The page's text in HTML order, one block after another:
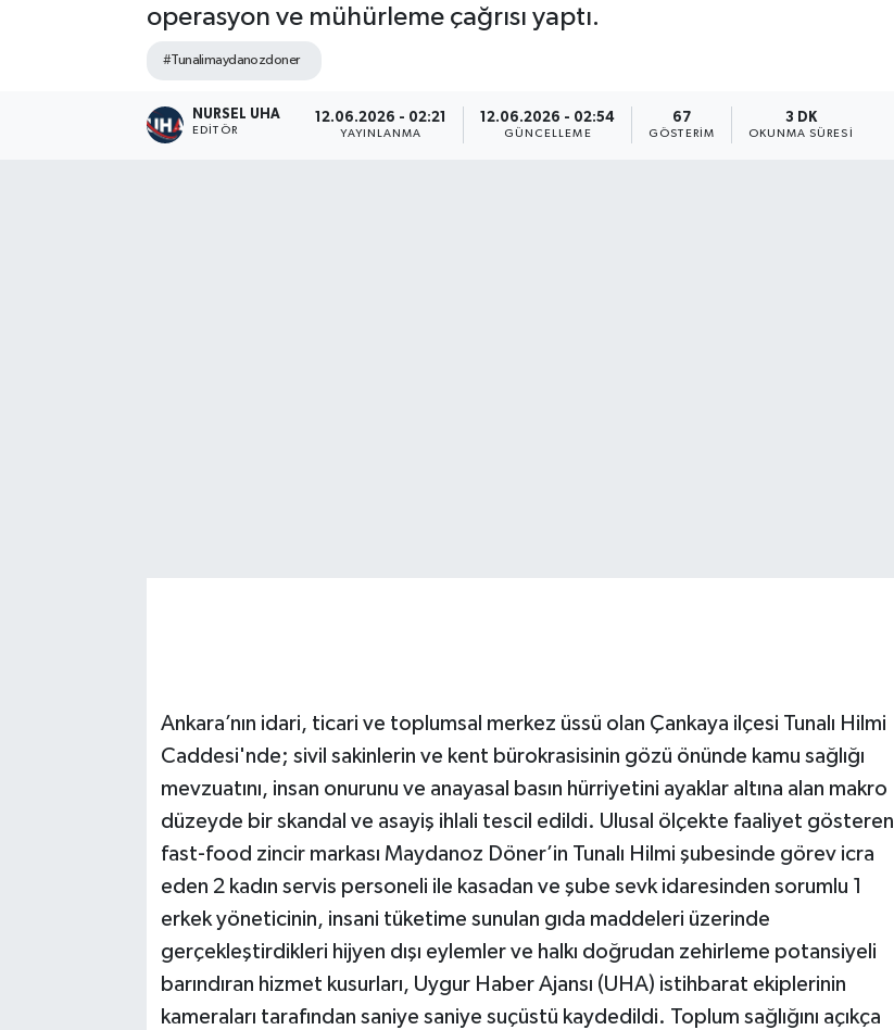
operasyon ve mühürleme çağrısı yaptı.
#Tunalimaydanozdoner
NURSEL UHA
EDITÖR
12.06.2026 - 02:21
YAYINLANMA
12.06.2026 - 02:54
GÜNCELLEME
67
GÖSTERIM
3 DK
OKUNMA SÜRESI
Ankara’nın idari, ticari ve toplumsal merkez üssü olan Çankaya ilçesi Tunalı Hilmi
Caddesi'nde; sivil sakinlerin ve kent bürokrasisinin gözü önünde kamu sağlığı
mevzuatını, insan onurunu ve anayasal basın hürriyetini ayaklar altına alan makro
düzeyde bir skandal ve asayiş ihlali tescil edildi. Ulusal ölçekte faaliyet gösteren
fast-food zincir markası Maydanoz Döner’in Tunalı Hilmi şubesinde görev icra
eden 2 kadın servis personeli ile kasadan ve şube sevk idaresinden sorumlu 1
erkek yöneticinin, insani tüketime sunulan gıda maddeleri üzerinde
gerçekleştirdikleri hijyen dışı eylemler ve halkı doğrudan zehirleme potansiyeli
barındıran hizmet kusurları, Uygur Haber Ajansı (UHA) istihbarat ekiplerinin
kameraları tarafından saniye saniye suçüstü kaydedildi. Toplum sağlığını açıkça